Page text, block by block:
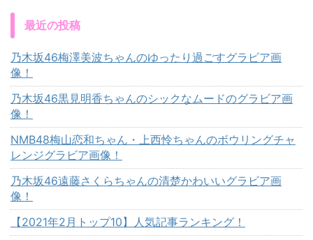
最近の投稿
乃木坂46梅澤美波ちゃんのゆったり過ごすグラビア画
像！
乃木坂46黒見明香ちゃんのシックなムードのグラビア画
像！
NMB48梅山恋和ちゃん・上西怜ちゃんのボウリングチャ
レンジグラビア画像！
乃木坂46遠藤さくらちゃんの清楚かわいいグラビア画
像！
【2021年2月トップ10】人気記事ランキング！